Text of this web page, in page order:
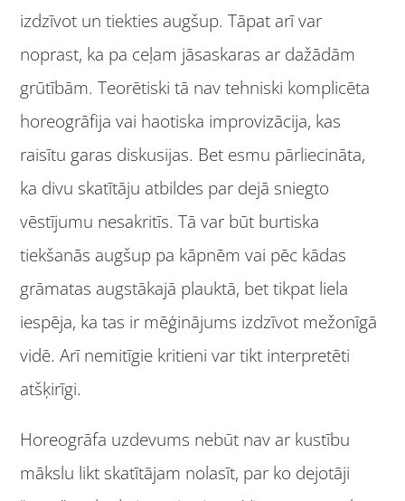
izdzīvot un tiekties augšup. Tāpat arī var
noprast, ka pa ceļam jāsaskaras ar dažādām
grūtībām. Teorētiski tā nav tehniski komplicēta
horeogrāfija vai haotiska improvizācija, kas
raisītu garas diskusijas. Bet esmu pārliecināta,
ka divu skatītāju atbildes par dejā sniegto
vēstījumu nesakritīs. Tā var būt burtiska
tiekšanās augšup pa kāpnēm vai pēc kādas
grāmatas augstākajā plauktā, bet tikpat liela
iespēja, ka tas ir mēģinājums izdzīvot mežonīgā
vidē. Arī nemitīgie kritieni var tikt interpretēti
atšķirīgi.
Horeogrāfa uzdevums nebūt nav ar kustību
mākslu likt skatītājam nolasīt, par ko dejotāji